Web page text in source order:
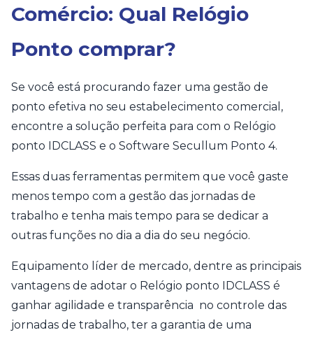
Comércio: Qual Relógio
Ponto comprar?
Se você está procurando fazer uma gestão de
ponto efetiva no seu estabelecimento comercial,
encontre a solução perfeita para com o Relógio
ponto IDCLASS e o Software Secullum Ponto 4.
Essas duas ferramentas permitem que você gaste
menos tempo com a gestão das jornadas de
trabalho e tenha mais tempo para se dedicar a
outras funções no dia a dia do seu negócio.
Equipamento líder de mercado, dentre as principais
vantagens de adotar o Relógio ponto IDCLASS é
ganhar agilidade e transparência no controle das
jornadas de trabalho, ter a garantia de uma